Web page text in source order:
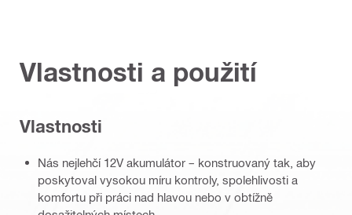
Vlastnosti a použití
Vlastnosti
Nás nejlehčí 12V akumulátor – konstruovaný tak, aby
poskytoval vysokou míru kontroly, spolehlivosti a
komfortu při práci nad hlavou nebo v obtížně